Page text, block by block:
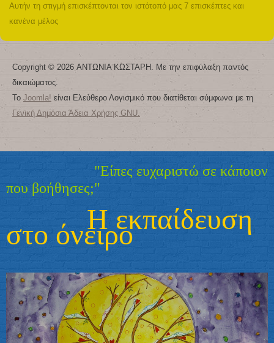
Αυτήν τη στιγμή επισκέπτονται τον ιστότοπό μας 7 επισκέπτες και
κανένα μέλος
Copyright © 2026 ΑΝΤΩΝΙΑ ΚΩΣΤΑΡΗ. Με την επιφύλαξη παντός
δικαιώματος.
Το Joomla! είναι Ελεύθερο Λογισμικό που διατίθεται σύμφωνα με τη
Γενική Δημόσια Άδεια Χρήσης GNU.
"Είπες ευχαριστώ σε κάποιον
που βοήθησες;"
Η εκπαίδευση
στο όνειρο